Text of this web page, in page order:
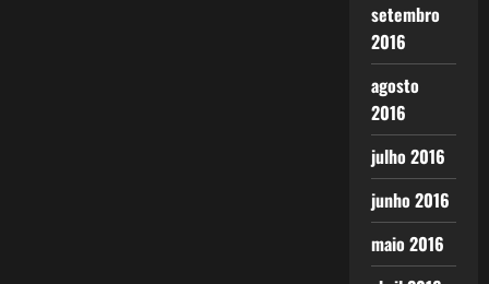
setembro
2016
agosto
2016
julho 2016
junho 2016
maio 2016